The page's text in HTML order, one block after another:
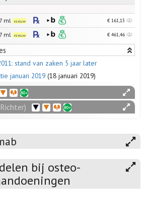
ml nieuw € 161,13
ml nieuw € 461,46
stand van zaken 5 jaar later
januari 2019 (18 januari 2019)
bij osteo-